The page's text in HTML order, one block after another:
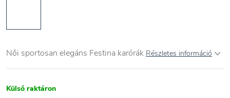
Női sportosan elegáns Festina karórák Részletes információ
Külső raktáron